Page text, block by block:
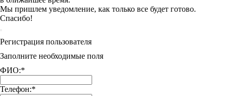
Мы пришлем уведомление, как только все будет готово.
Спасибо!
Регистрация пользователя
Заполните необходимые поля
ФИО:*
Телефон:*